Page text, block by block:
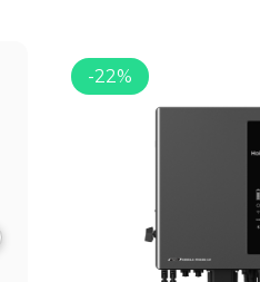
-22%